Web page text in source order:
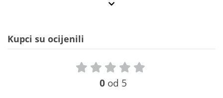
Kupci su ocijenili
0 od 5